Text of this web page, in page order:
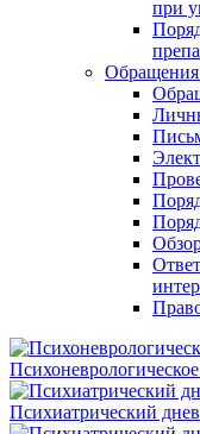
при
Обращения
Психиатрический